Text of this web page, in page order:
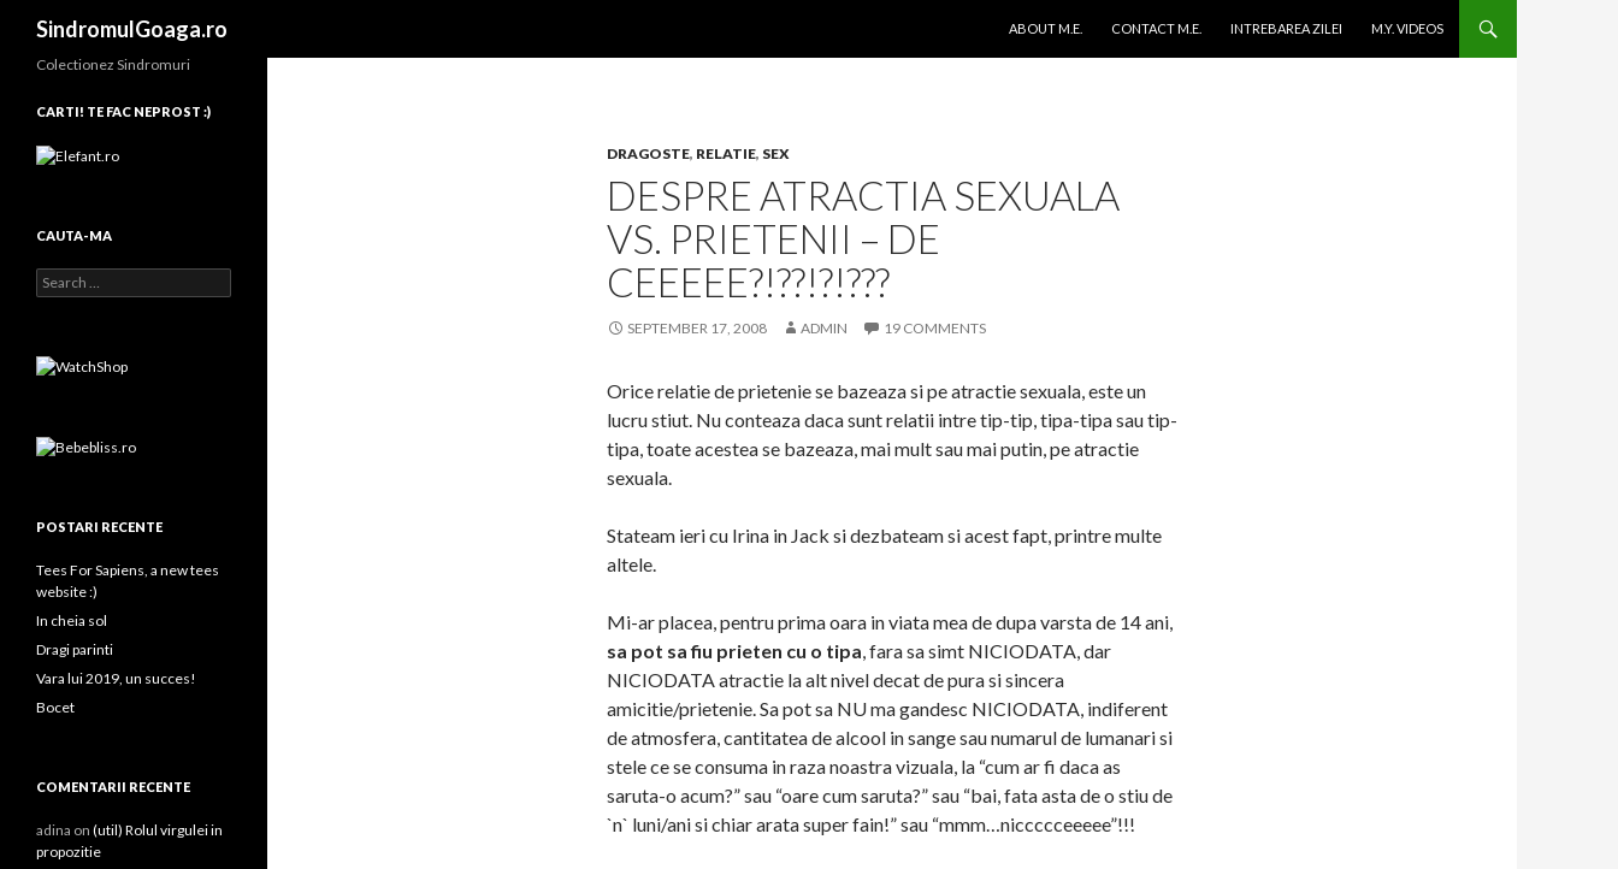
SindromulGoaga.ro
ABOUT M.E.
CONTACT M.E. INTREBAREA ZILEI M.Y. VIDEOS
DRAGOSTE, RELATIE, SEX
DESPRE ATRACTIA SEXUALA
VS. PRIETENII – DE
CEEEEE?!??!?!???
SEPTEMBER 17, 2008 ADMIN 19 COMMENTS
Orice relatie de prietenie se bazeaza si pe atractie sexuala, este un
lucru stiut. Nu conteaza daca sunt relatii intre tip-tip, tipa-tipa sau tip-
tipa, toate acestea se bazeaza, mai mult sau mai putin, pe atractie
sexuala.
Stateam ieri cu Irina in Jack si dezbateam si acest fapt, printre multe
altele.
Mi-ar placea, pentru prima oara in viata mea de dupa varsta de 14 ani,
sa pot sa fiu prieten cu o tipa, fara sa simt NICIODATA, dar
NICIODATA atractie la alt nivel decat de pura si sincera
amicitie/prietenie. Sa pot sa NU ma gandesc NICIODATA, indiferent
de atmosfera, cantitatea de alcool in sange sau numarul de lumanari si
stele ce se consuma in raza noastra vizuala, la “cum ar fi daca as
saruta-o acum?” sau “oare cum saruta?” sau “bai, fata asta de o stiu de
`n` luni/ani si chiar arata super fain!” sau “mmm…niccccceeeee”!!!
Colectionez Sindromuri
CARTI! TE FAC NEPROST :)
CAUTA-MA
Search for:
POSTARI RECENTE
Tees For Sapiens, a new tees
website :)
In cheia sol
Dragi parinti
Vara lui 2019, un succes!
Bocet
COMENTARII RECENTE
adina on (util) Rolul virgulei in
propozitie